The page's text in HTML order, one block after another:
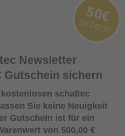
Newsletter
Gutschein sichern
schaltec
Sie keine Neuigkeit
Gutschein ist für ein
von 500,00 €
50€
sichern!